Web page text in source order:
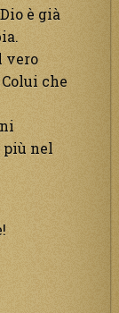
è già
vero
che
più nel